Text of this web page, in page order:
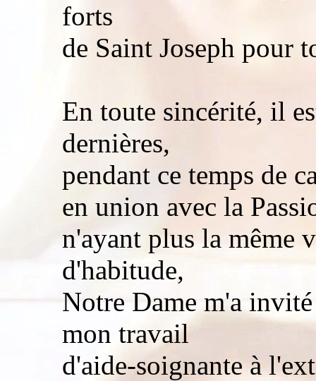
forts
de Saint Joseph pour
En toute sincérité, il
dernières,
pendant ce temps de
en union avec la
n'ayant plus la même
d'habitude,
Notre Dame m'a
mon travail
d'aide-soignante à